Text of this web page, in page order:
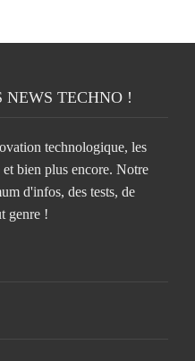
NEWS TECHNO !
technologique, les
bien plus encore. Notre
d'infos, des tests, de
genre !